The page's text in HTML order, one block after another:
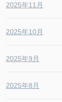
2025年11月
2025年10月
2025年9月
2025年8月